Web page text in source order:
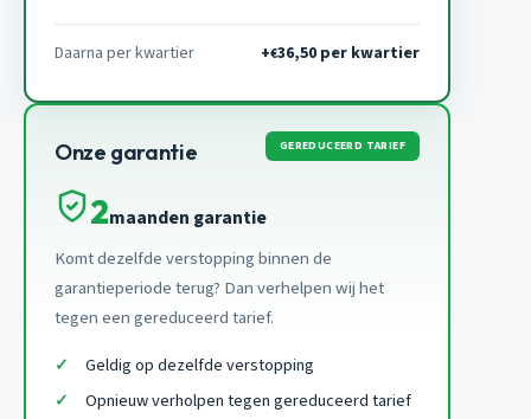
Daarna per kwartier +€36,50 per kwartier
Onze garantie GEREDUCEERD TARIEF
2maanden garantie
Komt dezelfde verstopping binnen de
garantieperiode terug? Dan verhelpen wij het
tegen een gereduceerd tarief.
Geldig op dezelfde verstopping
Opnieuw verholpen tegen gereduceerd tarief